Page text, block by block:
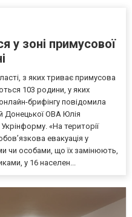
у зоні примусової
з яких триває примусова
103 родини, у яких
брифінгу повідомила
Донецької ОВА Юлія
«На території
евакуація у
чи особами, що їх замінюють,
у 16 населен...